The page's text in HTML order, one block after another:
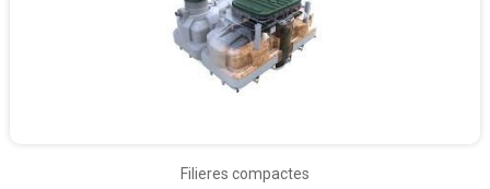
Filieres compactes